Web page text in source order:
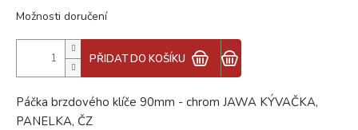
Možnosti doručení
PŘIDAT DO KOŠÍKU
Páčka brzdového klíče 90mm - chrom JAWA KÝVAČKA,
PANELKA, ČZ